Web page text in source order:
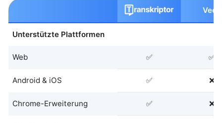
Veed
Unterstützte Plattformen
Web ✅ ✅
Android & iOS ✅ ❌
Chrome-Erweiterung ✅ ❌